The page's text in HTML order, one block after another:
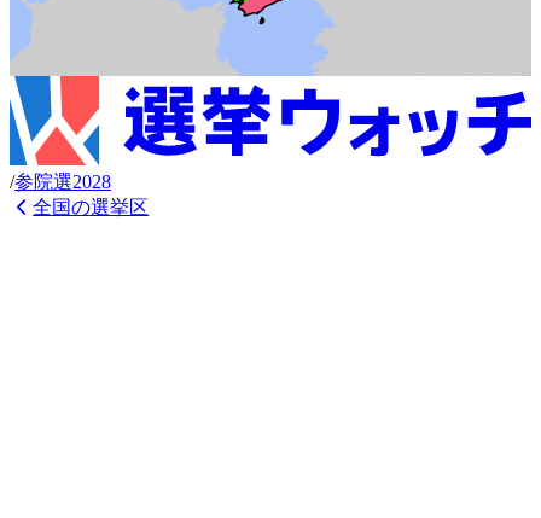
/参院選2028
全国の選挙区